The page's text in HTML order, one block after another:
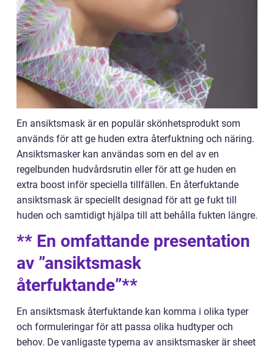
En ansiktsmask är en populär skönhetsprodukt som
används för att ge huden extra återfuktning och näring.
Ansiktsmasker kan användas som en del av en
regelbunden hudvårdsrutin eller för att ge huden en
extra boost inför speciella tillfällen. En återfuktande
ansiktsmask är speciellt designad för att ge fukt till
huden och samtidigt hjälpa till att behålla fukten längre.
** En omfattande presentation
av ”ansiktsmask
återfuktande”**
En ansiktsmask återfuktande kan komma i olika typer
och formuleringar för att passa olika hudtyper och
behov. De vanligaste typerna av ansiktsmasker är sheet